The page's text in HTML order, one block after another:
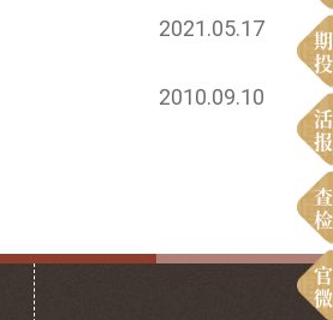
2021.05.17
2010.09.10